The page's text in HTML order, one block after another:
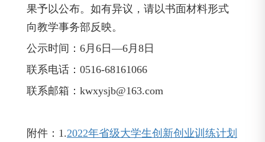
果予以公布。如有异议，请以书面材料形式
向教学事务部反映。
公示时间：6月6日—6月8日
联系电话：0516-68161066
联系邮箱： kwxysjb@163.com
附件：1.2022年省级大学生创新创业训练计划